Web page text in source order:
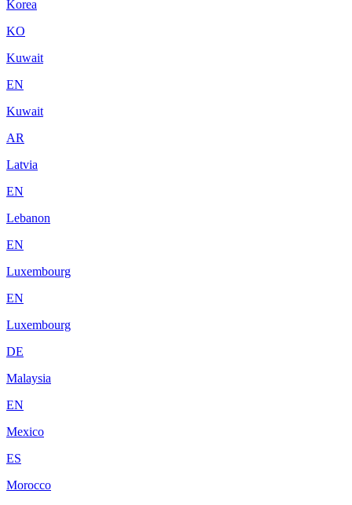
Korea
KO
Kuwait
EN
Kuwait
AR
Latvia
EN
Lebanon
EN
Luxembourg
EN
Luxembourg
DE
Malaysia
EN
Mexico
ES
Morocco